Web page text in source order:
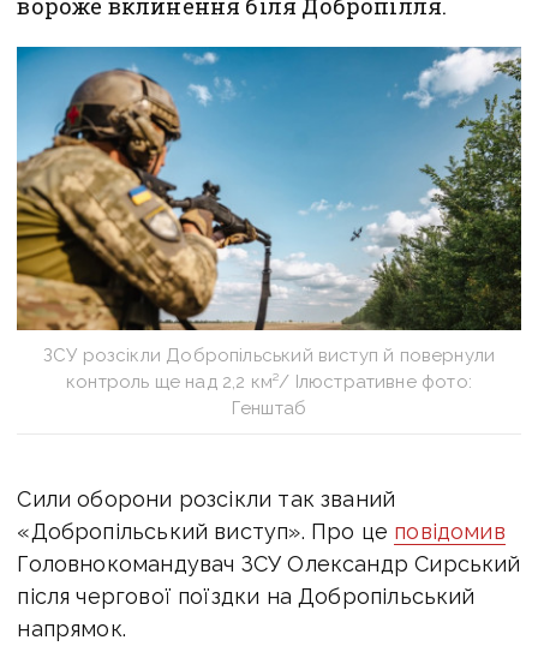
вороже вклинення біля Добропілля.
ЗСУ розсікли Добропільський виступ й повернули
контроль ще над 2,2 км²/ Ілюстративне фото:
Генштаб
Сили оборони розсікли так званий
«Добропільський виступ». Про це повідомив
Головнокомандувач ЗСУ Олександр Сирський
після чергової поїздки на Добропільський
напрямок.